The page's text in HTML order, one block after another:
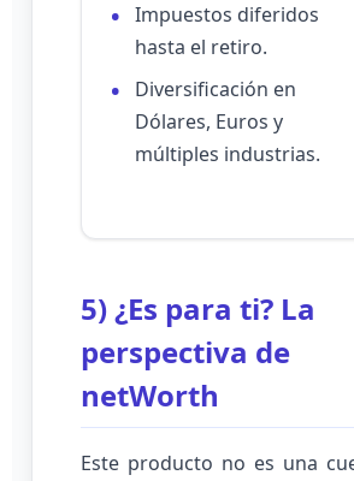
Impuestos diferidos
hasta el retiro.
Diversificación en
Dólares, Euros y
múltiples industrias.
5) ¿Es para ti? La
perspectiva de
netWorth
Este producto no es una